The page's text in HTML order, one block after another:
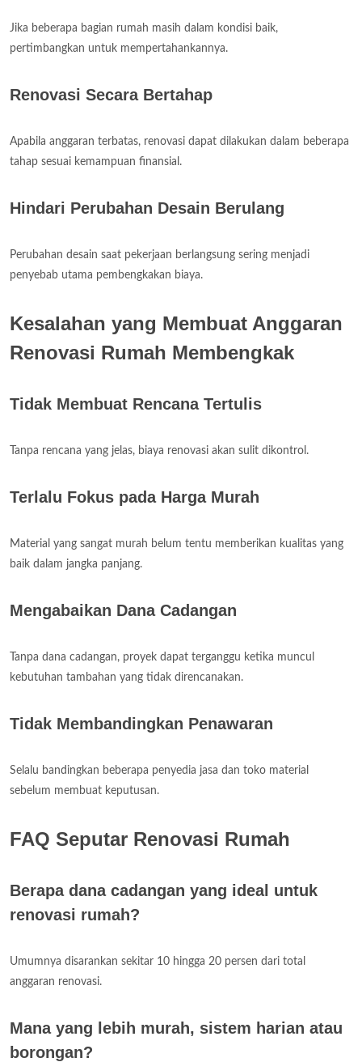
Jika beberapa bagian rumah masih dalam kondisi baik,
pertimbangkan untuk mempertahankannya.
Renovasi Secara Bertahap
Apabila anggaran terbatas, renovasi dapat dilakukan dalam beberapa
tahap sesuai kemampuan finansial.
Hindari Perubahan Desain Berulang
Perubahan desain saat pekerjaan berlangsung sering menjadi
penyebab utama pembengkakan biaya.
Kesalahan yang Membuat Anggaran
Renovasi Rumah Membengkak
Tidak Membuat Rencana Tertulis
Tanpa rencana yang jelas, biaya renovasi akan sulit dikontrol.
Terlalu Fokus pada Harga Murah
Material yang sangat murah belum tentu memberikan kualitas yang
baik dalam jangka panjang.
Mengabaikan Dana Cadangan
Tanpa dana cadangan, proyek dapat terganggu ketika muncul
kebutuhan tambahan yang tidak direncanakan.
Tidak Membandingkan Penawaran
Selalu bandingkan beberapa penyedia jasa dan toko material
sebelum membuat keputusan.
FAQ Seputar Renovasi Rumah
Berapa dana cadangan yang ideal untuk
renovasi rumah?
Umumnya disarankan sekitar 10 hingga 20 persen dari total
anggaran renovasi.
Mana yang lebih murah, sistem harian atau
borongan?